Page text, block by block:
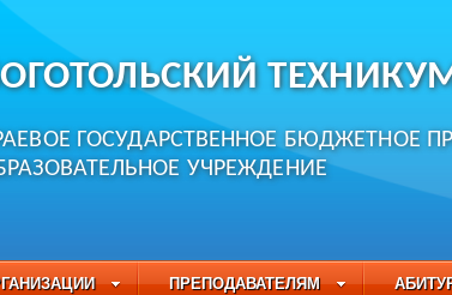
ГОСУДАРСТВЕННОЕ БЮДЖЕТНОЕ
УЧРЕЖДЕНИЕ
ПРЕПОДАВАТЕЛЯМ